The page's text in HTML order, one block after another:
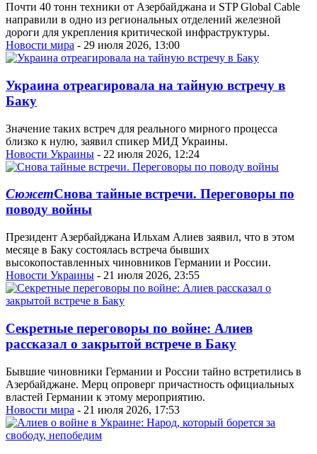
Почти 40 тонн техники от Азербайджана и STP Global Cable
направили в одно из региональных отделений железной
дороги для укрепления критической инфраструктуры.
Новости мира - 29 июля 2026, 13:00
Украина отреагировала на тайную встречу в
Баку
Значение таких встреч для реального мирного процесса
близко к нулю, заявил спикер МИД Украины.
Новости Украины - 22 июля 2026, 12:24
СюжетСнова тайные встречи. Переговоры по
поводу войны
Президент Азербайджана Ильхам Алиев заявил, что в этом
месяце в Баку состоялась встреча бывших
высокопоставленных чиновников Германии и России.
Новости Украины - 21 июля 2026, 23:55
Секретные переговоры по войне: Алиев
рассказал о закрытой встрече в Баку
Бывшие чиновники Германии и России тайно встретились в
Азербайджане. Мерц опроверг причастность официальных
властей Германии к этому мероприятию.
Новости мира - 21 июля 2026, 17:53